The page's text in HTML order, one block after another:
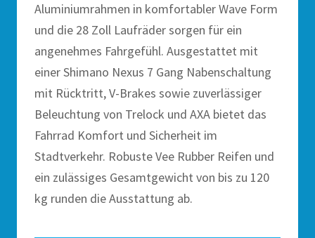
Aluminiumrahmen in komfortabler Wave Form
und die 28 Zoll Laufräder sorgen für ein
angenehmes Fahrgefühl. Ausgestattet mit
einer Shimano Nexus 7 Gang Nabenschaltung
mit Rücktritt, V-Brakes sowie zuverlässiger
Beleuchtung von Trelock und AXA bietet das
Fahrrad Komfort und Sicherheit im
Stadtverkehr. Robuste Vee Rubber Reifen und
ein zulässiges Gesamtgewicht von bis zu 120
kg runden die Ausstattung ab.